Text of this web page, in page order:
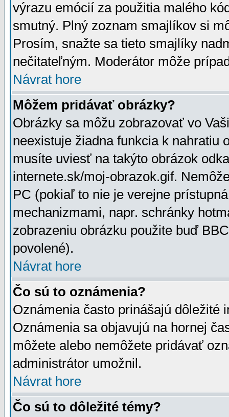
výrazu emócií za použitia malého
smutný. Plný zoznam smajlíkov si
Prosím, snažte sa tieto smajlíky
nečitateľným. Moderátor môže
Návrat hore
Môžem pridávať obrázky?
Obrázky sa môžu zobrazovať vo
neexistuje žiadna funkcia k nahratiu
musíte uviesť na takýto obrázok
internete.sk/moj-obrazok.gif.
PC (pokiaľ to nie je verejne
mechanizmami, napr. schránky
zobrazeniu obrázku použite buď
povolené).
Návrat hore
Čo sú to oznámenia?
Oznámenia často prinášajú dôležité
Oznámenia sa objavujú na hornej
môžete alebo nemôžete pridávať
administrátor umožnil.
Návrat hore
Čo sú to dôležité témy?